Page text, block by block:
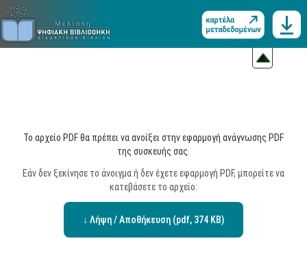
Το αρχείο PDF θα πρέπει να ανοίξει στην εφαρμογή ανάγνωσης PDF
της συσκευής σας.
Εάν δεν ξεκίνησε το άνοιγμα ή δεν έχετε εφαρμογή PDF, μπορείτε να
κατεβάσετε το αρχείο:
↓ Λήψη / Αποθήκευση (pdf, 374 KB)